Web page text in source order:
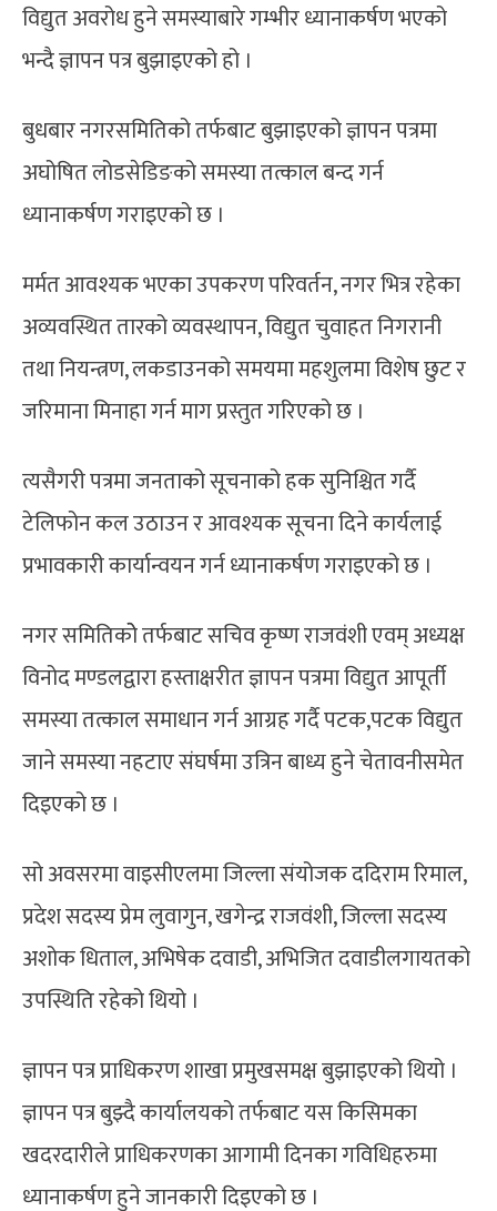
विद्युत अवरोध हुने समस्याबारे गम्भीर ध्यानाकर्षण भएको
भन्दै ज्ञापन पत्र बुझाइएको हो ।
बुधबार नगरसमितिको तर्फबाट बुझाइएको ज्ञापन पत्रमा
अघोषित लोडसेडिङको समस्या तत्काल बन्द गर्न
ध्यानाकर्षण गराइएको छ ।
मर्मत आवश्यक भएका उपकरण परिवर्तन, नगर भित्र रहेका
अव्यवस्थित तारको व्यवस्थापन, विद्युत चुवाहत निगरानी
तथा नियन्त्रण, लकडाउनको समयमा महशुलमा विशेष छुट र
जरिमाना मिनाहा गर्न माग प्रस्तुत गरिएको छ ।
त्यसैगरी पत्रमा जनताको सूचनाको हक सुनिश्चित गर्दै
टेलिफोन कल उठाउन र आवश्यक सूचना दिने कार्यलाई
प्रभावकारी कार्यान्वयन गर्न ध्यानाकर्षण गराइएको छ ।
नगर समितिकोे तर्फबाट सचिव कृष्ण राजवंशी एवम् अध्यक्ष
विनोद मण्डलद्वारा हस्ताक्षरीत ज्ञापन पत्रमा विद्युत आपूर्ती
समस्या तत्काल समाधान गर्न आग्रह गर्दै पटक,पटक विद्युत
जाने समस्या नहटाए संघर्षमा उत्रिन बाध्य हुने चेतावनीसमेत
दिइएको छ ।
सो अवसरमा वाइसीएलमा जिल्ला संयोजक ददिराम रिमाल,
प्रदेश सदस्य प्रेम लुवागुन, खगेन्द्र राजवंशी, जिल्ला सदस्य
अशोक धिताल, अभिषेक दवाडी, अभिजित दवाडीलगायतको
उपस्थिति रहेको थियो ।
ज्ञापन पत्र प्राधिकरण शाखा प्रमुखसमक्ष बुझाइएको थियो ।
ज्ञापन पत्र बुझ्दै कार्यालयको तर्फबाट यस किसिमका
खदरदारीले प्राधिकरणका आगामी दिनका गविधिहरुमा
ध्यानाकर्षण हुने जानकारी दिइएको छ ।